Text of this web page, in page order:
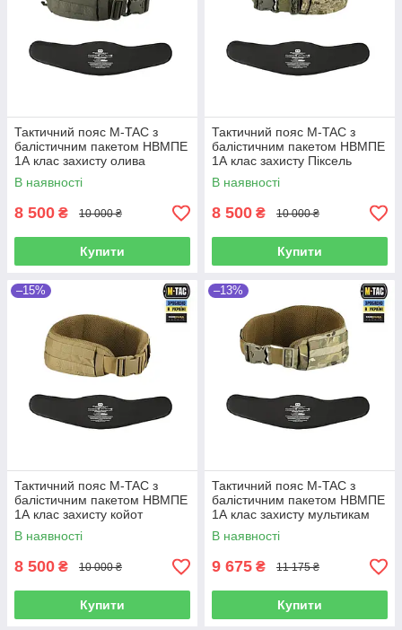
Тактичний пояс М-TAC з
балістичним пакетом НВМПЕ
1А клас захисту олива
В наявності
8 500 ₴ 10 000 ₴
Купити
Тактичний пояс М-TAC з
балістичним пакетом НВМПЕ
1А клас захисту Піксель
ММ14
В наявності
8 500 ₴ 10 000 ₴
Купити
–15%
Тактичний пояс М-TAC з
балістичним пакетом НВМПЕ
1А клас захисту койот
В наявності
8 500 ₴ 10 000 ₴
Купити
–13%
Тактичний пояс М-TAC з
балістичним пакетом НВМПЕ
1А клас захисту мультикам
В наявності
9 675 ₴ 11 175 ₴
Купити